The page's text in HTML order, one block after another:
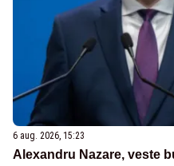
6 aug. 2026, 15:23
Alexandru Nazare, veste